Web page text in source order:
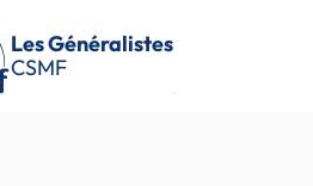
Les Généralistes
CSMF